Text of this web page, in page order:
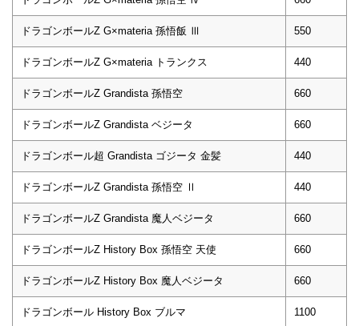
ドラゴンボールZ G×materia 孫悟飯 Ⅲ 550
ドラゴンボールZ G×materia トランクス 440
ドラゴンボールZ Grandista 孫悟空 660
ドラゴンボールZ Grandista ベジータ 660
ドラゴンボール超 Grandista ゴジータ 金髪 440
ドラゴンボールZ Grandista 孫悟空 Ⅱ 440
ドラゴンボールZ Grandista 魔人ベジータ 660
ドラゴンボールZ History Box 孫悟空 天使 660
ドラゴンボールZ History Box 魔人ベジータ 660
ドラゴンボール History Box ブルマ 1100